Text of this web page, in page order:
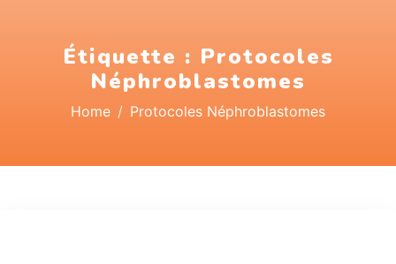
Étiquette : Protocoles
Néphroblastomes
Home Protocoles Néphroblastomes